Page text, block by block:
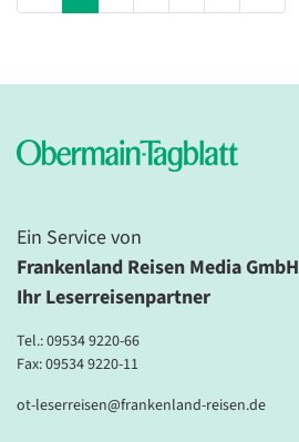
Ein Service von
Frankenland Reisen Media GmbH
Ihr Leserreisenpartner
Tel.:09534 9220-66
Fax: 09534 9220-11
ot-leserreisen@frankenland-reisen.de